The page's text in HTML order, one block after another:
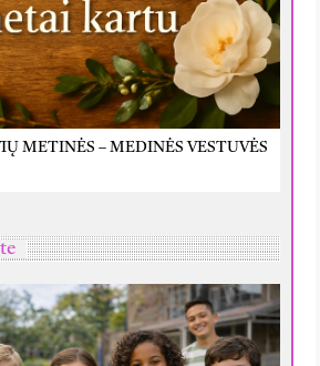
METINĖS – MEDINĖS VESTUVĖS